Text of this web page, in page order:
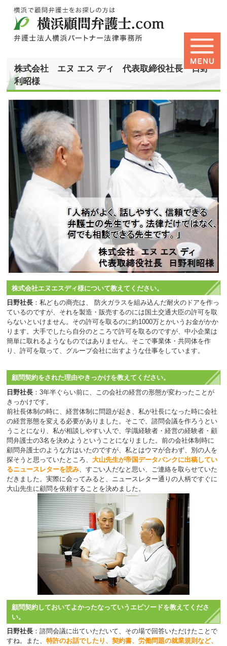
株式会社 エヌ エス ディ 代表取締役社長 日野
利昭様
株式会社エヌエスディ様について教えてください。
日野社長 ：私どもの商売は、 防火ガラスを組み込んだ耐火のドアを作っ
ているのですが、それを製造・販売するのには国土交通大臣の許可を取
らないといけません。その許可を取るのに約1000万とかいうお金がかか
ります。大手でしたら自分のところで許可を取るのですが、中小企業は
簡単に取れるようなものではありません。そこで事業体・共同体を作
り、許可を取って、グループ会社に出すような仕事をしています。
顧問契約をされた理由やきっかけを教えてください。
日野社長 ：3年半ぐらい前に、この会社の経営の形態が変わったことが
きっかけです。
前社長体制の時に、経営体制に問題が起き、私が社長になった時に会社
の経営形態を変える必要がありました。そこで、諮問会議を作ろうとい
うことになり、私が相談しやすい人で、学識経験者・経営の経験者・顧
問弁護士の3名を決めようということになりました。前の会社体制時に
顧問弁護士のような方はいたのですが、私とはウマが合わず、別の人を
探そうと思っていたところ、大山先生が帝国データバンクに出稿してい
るニュースレターを読み 、すごい人だなと思い、ご連絡を取らせていた
だきました。実際に会ってみると、ニュースレター通りの人柄ですぐに
大山先生に顧問を依頼することを決めました。
顧問契約しておいてよかったなっていうエピソードを教えてくださ
い。
日野社長 ：諮問会議に出ていただいて、その場で回答いただけたことで
すね。また、特許のお話でしたり、契約書、労働問題の就業規則など、